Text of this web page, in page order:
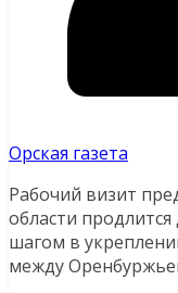
Орская газета
Рабочий визит
области
шагом в
между